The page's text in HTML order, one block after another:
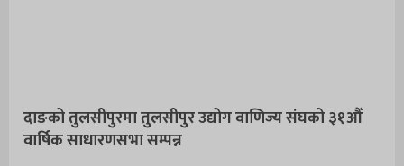
दाङको तुलसीपुरमा तुलसीपुर उद्योग वाणिज्य संघको ३१औँ
वार्षिक साधारणसभा सम्पन्न